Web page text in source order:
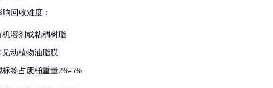
回收难度：
溶剂或粘稠树脂
动植物油脂膜
签占废桶重量2%-5%